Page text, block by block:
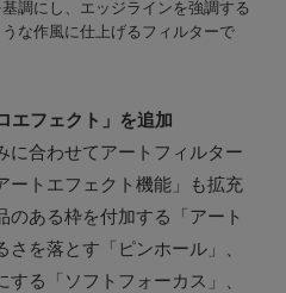
調にし、エッジラインを強調する
な作風に仕上げるフィルターで
エフェクト」を追加
に合わせてアートフィルター
ートエフェクト機能」も拡充
のある枠を付加する「アート
を落とす「ピンホール」、
る「ソフトフォーカス」、